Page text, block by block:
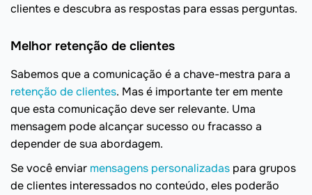
clientes e descubra as respostas para essas perguntas.
Melhor retenção de clientes
Sabemos que a comunicação é a chave-mestra para a
retenção de clientes. Mas é importante ter em mente
que esta comunicação deve ser relevante. Uma
mensagem pode alcançar sucesso ou fracasso a
depender de sua abordagem.
Se você enviar mensagens personalizadas para grupos
de clientes interessados no conteúdo, eles poderão